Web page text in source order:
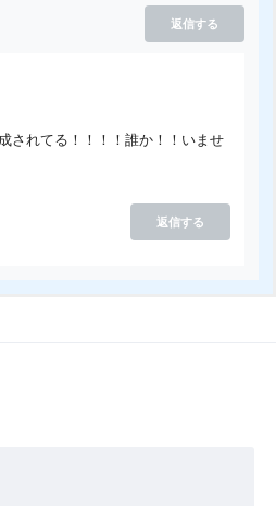
返信する
されてる！！！！誰か！！いませ
返信する